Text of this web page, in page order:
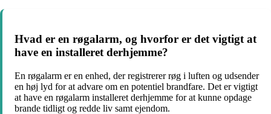
Hvad er en røgalarm, og hvorfor er det vigtigt at
have en installeret derhjemme?
En røgalarm er en enhed, der registrerer røg i luften og udsender
en høj lyd for at advare om en potentiel brandfare. Det er vigtigt
at have en røgalarm installeret derhjemme for at kunne opdage
brande tidligt og redde liv samt ejendom.